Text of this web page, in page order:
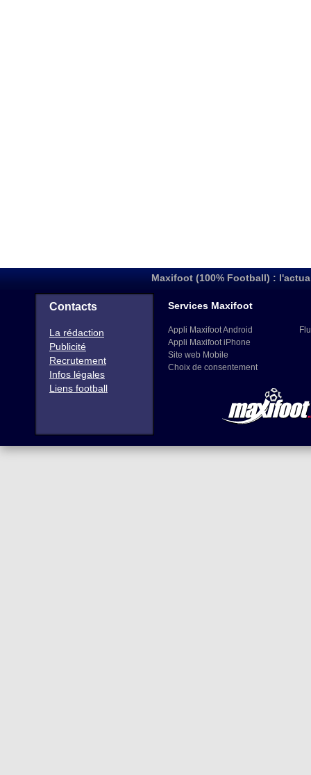
Maxifoot (100% Football) :
Contacts
La rédaction
Publicité
Recrutement
Infos légales
Liens football
Services Maxifoot
Appli Maxifoot Android
Appli Maxifoot iPhone
Site web Mobile
Choix de consentement